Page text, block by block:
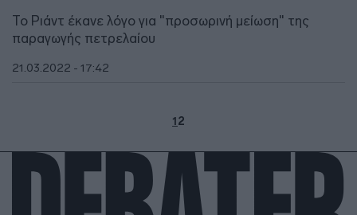
Το Ριάντ έκανε λόγο για "προσωρινή μείωση" της
παραγωγής πετρελαίου
21.03.2022 - 17:42
12